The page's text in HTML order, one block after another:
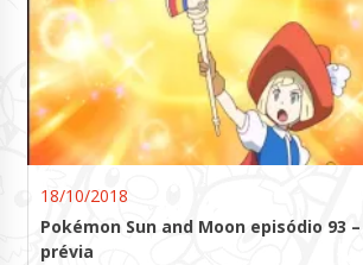
18/10/2018
Pokémon Sun and Moon episódio 93
prévia